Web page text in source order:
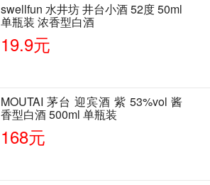
swellfun 水井坊 井台小酒 52度 50ml
单瓶装 浓香型白酒
19.9元
MOUTAI 茅台 迎宾酒 紫 53%vol 酱
香型白酒 500ml 单瓶装
168元